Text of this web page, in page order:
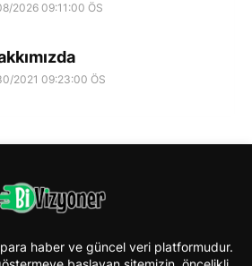
2026 09:11:00 ÖS
2021 09:23:00 ÖS
haber ve güncel veri platformudur.